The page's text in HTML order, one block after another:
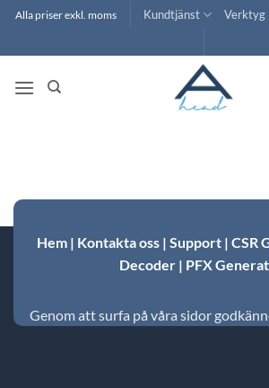
Skip
content
Alla priser exkl. moms Kundtjänst Verktyg
Hem| Kontakta oss| Support| CSR
Decoder| PFX
Genom att surfa på våra sidor